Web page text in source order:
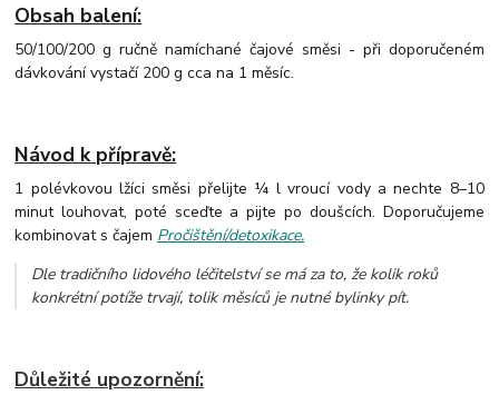
Obsah balení:
50/100/200 g ručně namíchané čajové směsi - při doporučeném
dávkování vystačí 200 g cca na 1 měsíc.
Návod k přípravě:
1 polévkovou lžíci směsi přelijte ¼ l vroucí vody a nechte 8–10
minut louhovat, poté sceďte a pijte po doušcích. Doporučujeme
kombinovat s čajem Pročištění/detoxikace.
Dle tradičního lidového léčitelství se má za to, že kolik roků
konkrétní potíže trvají, tolik měsíců je nutné bylinky pít.
Důležité upozornění: